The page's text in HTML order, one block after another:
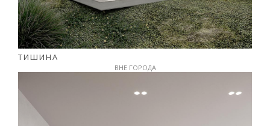
ТИШИНА
ВНЕ ГОРОДА